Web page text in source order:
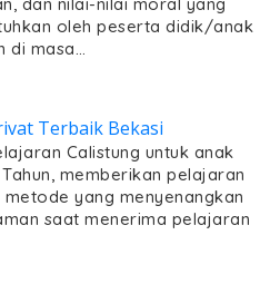
oleh peserta didik/anak
masa…
Calistung untuk anak
memberikan pelajaran
metode yang menyenangkan
saat menerima pelajaran